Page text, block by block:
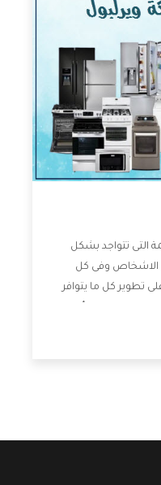
التى تتواجد بشكل
الاشخاص وفى كل
تطوير كل ما يتوافر
للعملاء أقوى